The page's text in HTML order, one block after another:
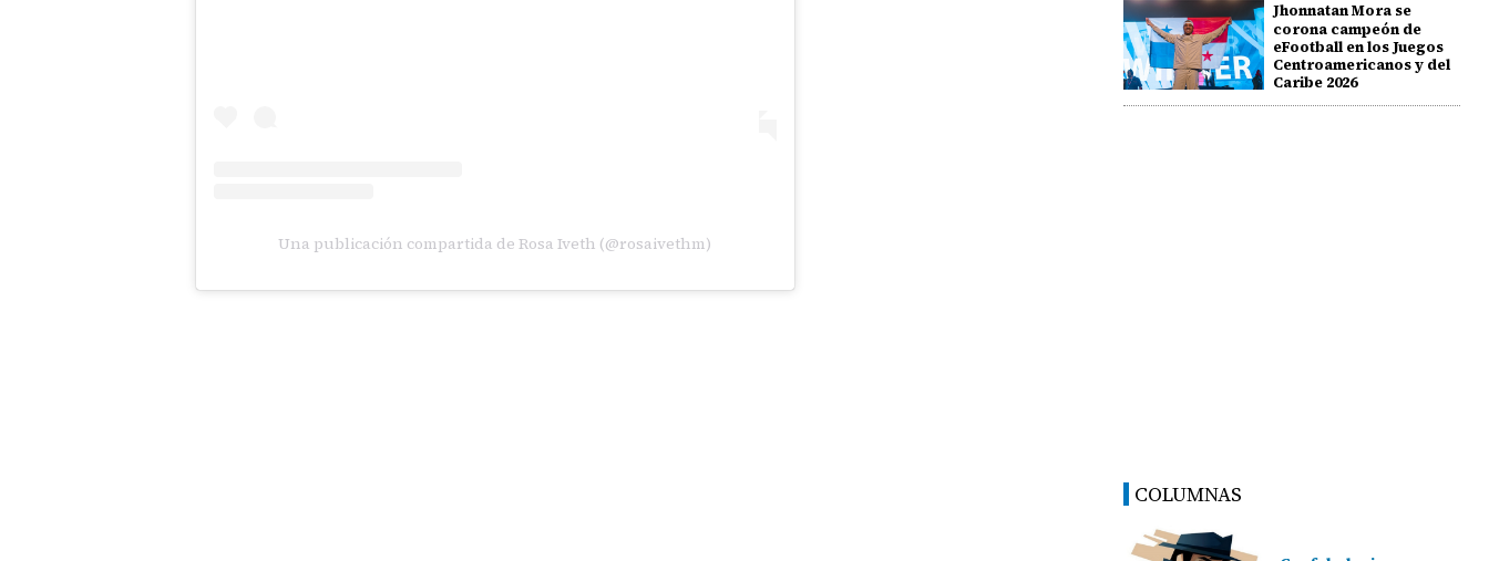
Una publicación compartida de Rosa Iveth (@rosaivethm)
Jhonnatan Mora se
corona campeón de
eFootball en los Juegos
Centroamericanos y del
Caribe 2026
COLUMNAS